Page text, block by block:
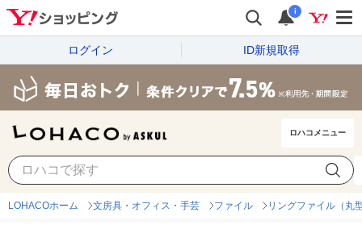
i
ログイン ID新規取得
ロハコメニュー
LOHACOホーム 文房具・オフィス・手芸 ファイル リングファイル（丸